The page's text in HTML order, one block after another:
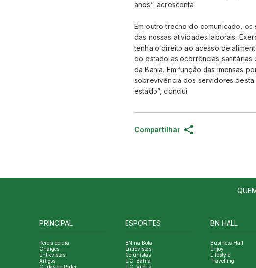
anos”, acrescenta.
Em outro trecho do comunicado, os
das nossas atividades laborais.
tenha o direito ao acesso de
do estado as ocorrências
da Bahia. Em função das imensas
sobrevivência dos servidores
estado”, conclui.
Compartilhar
PRINCIPAL
Pérola do dia
Charges
Entrevistas
Artigos
Curtas do Poder
ESPORTES
BN na Bola
Entrevistas
Colunistas
E.C. Bahia
E.C. Vitória
BN HALL
Business Hall
Enjoy
Lifestyle
Travelling